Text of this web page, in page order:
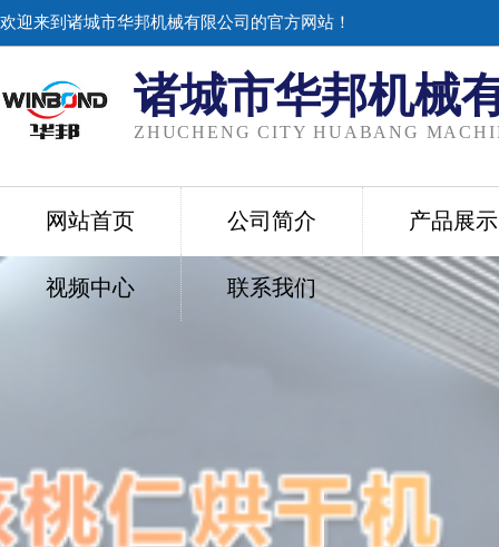
欢迎来到诸城市华邦机械有限公司的官方网站！
诸城市华邦机械
ZHUCHENG CITY HUABANG
网站首页 公司简介 产品展示
视频中心 联系我们